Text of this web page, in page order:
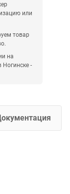
или
товар
на
-